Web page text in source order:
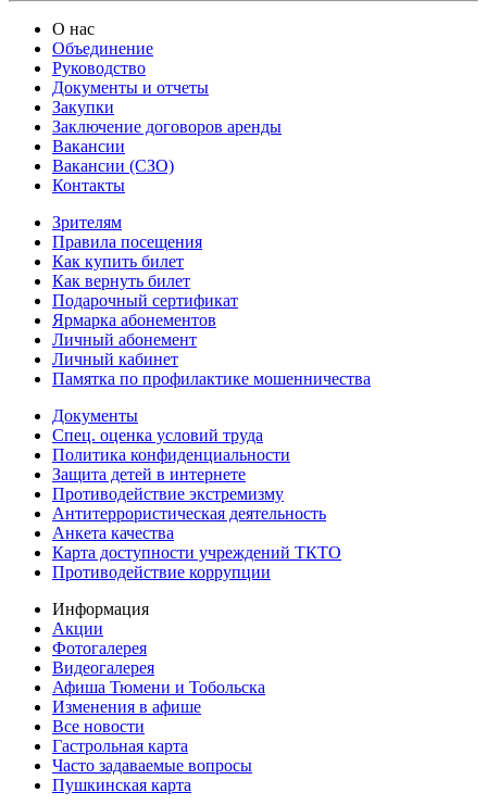
О нас
Объединение
Руководство
Документы и отчеты
Закупки
Заключение договоров аренды
Вакансии
Вакансии (СЗО)
Контакты
Зрителям
Правила посещения
Как купить билет
Как вернуть билет
Подарочный сертификат
Ярмарка абонементов
Личный абонемент
Личный кабинет
Памятка по профилактике мошенничества
Документы
Спец. оценка условий труда
Политика конфиденциальности
Защита детей в интернете
Противодействие экстремизму
Антитеррористическая деятельность
Анкета качества
Карта доступности учреждений ТКТО
Противодействие коррупции
Информация
Акции
Фотогалерея
Видеогалерея
Афиша Тюмени и Тобольска
Изменения в афише
Все новости
Гастрольная карта
Часто задаваемые вопросы
Пушкинская карта